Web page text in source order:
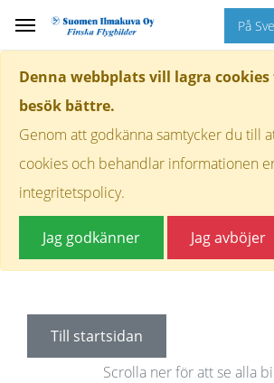
Denna webbplats vill lagra
besök bättre.
Genom att godkänna samtycker du till
cookies och behandlar informationen
integritetspolicy.
Jag godkänner Jag avböjer
På
Till startsidan
Scrolla ner för att se alla